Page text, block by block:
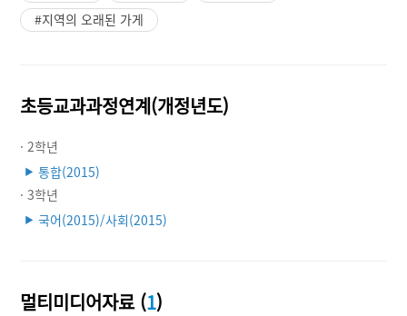
#지역의 오래된 가게
초등교과과정연계(개정년도)
· 2학년
▶ 통합(2015)
· 3학년
▶ 국어(2015)/사회(2015)
멀티미디어자료 (1)